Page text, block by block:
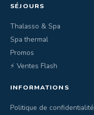
SÉJOURS
Thalasso & Spa
Spa thermal
Promos
⚡ Ventes Flash
INFORMATIONS
Politique de confidentialité